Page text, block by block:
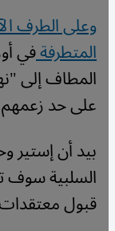
وعلى الطرف
المتطرفةفي
المطاف إلى
على حد
بيد أن إستير
السلبية سوف
قبول